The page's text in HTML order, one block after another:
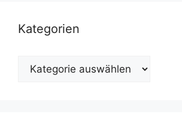
Kategorien
Kategorien